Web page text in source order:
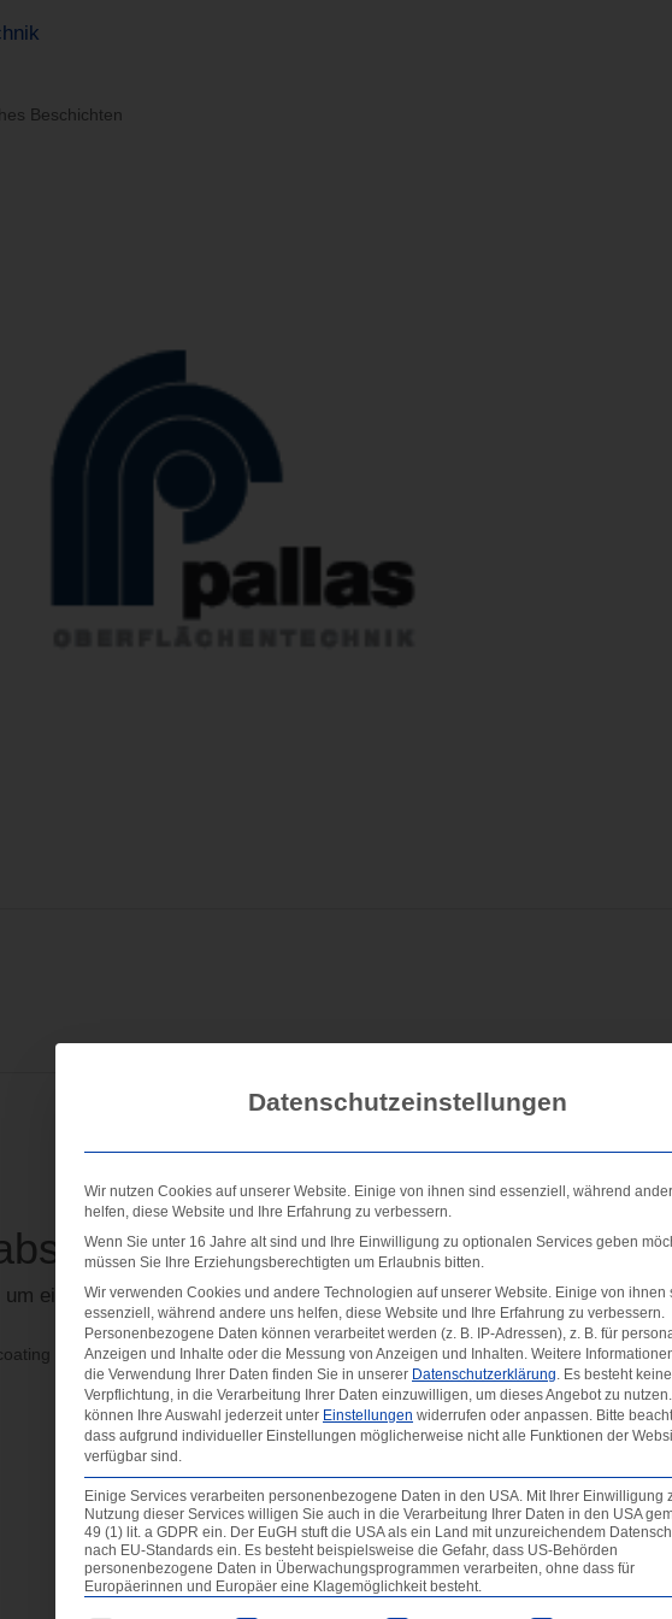
Beschichten
um einen Kommentar abzugeben.
Datenschutzeinstellungen
Wir nutzen Cookies auf unserer Website. Einige von ihnen sind essenziell, während
helfen, diese Website und Ihre Erfahrung zu verbessern.
Wenn Sie unter 16 Jahre alt sind und Ihre Einwilligung zu optionalen Services geben
müssen Sie Ihre Erziehungsberechtigten um Erlaubnis bitten.
Wir verwenden Cookies und andere Technologien auf unserer Website. Einige von ihnen
essenziell, während andere uns helfen, diese Website und Ihre Erfahrung zu verbessern.
Personenbezogene Daten können verarbeitet werden (z. B. IP-Adressen), z. B. für
Anzeigen und Inhalte oder die Messung von Anzeigen und Inhalten. Weitere
die Verwendung Ihrer Daten finden Sie in unserer Datenschutzerklärung Es besteht keine
Verpflichtung, in die Verarbeitung Ihrer Daten einzuwilligen, um dieses Angebot zu nutzen.
können Ihre Auswahl jederzeit unter Einstellungen widerrufen oder anpassen. Bitte
dass aufgrund individueller Einstellungen möglicherweise nicht alle Funktionen der
verfügbar sind.
Einige Services verarbeiten personenbezogene Daten in den USA. Mit Ihrer Einwilligung
Nutzung dieser Services willigen Sie auch in die Verarbeitung Ihrer Daten in den USA
49 (1) lit. a GDPR ein. Der EuGH stuft die USA als ein Land mit unzureichendem
nach EU-Standards ein. Es besteht beispielsweise die Gefahr, dass US-Behörden
personenbezogene Daten in Überwachungsprogrammen verarbeiten, ohne dass für
Europäerinnen und Europäer eine Klagemöglichkeit besteht.